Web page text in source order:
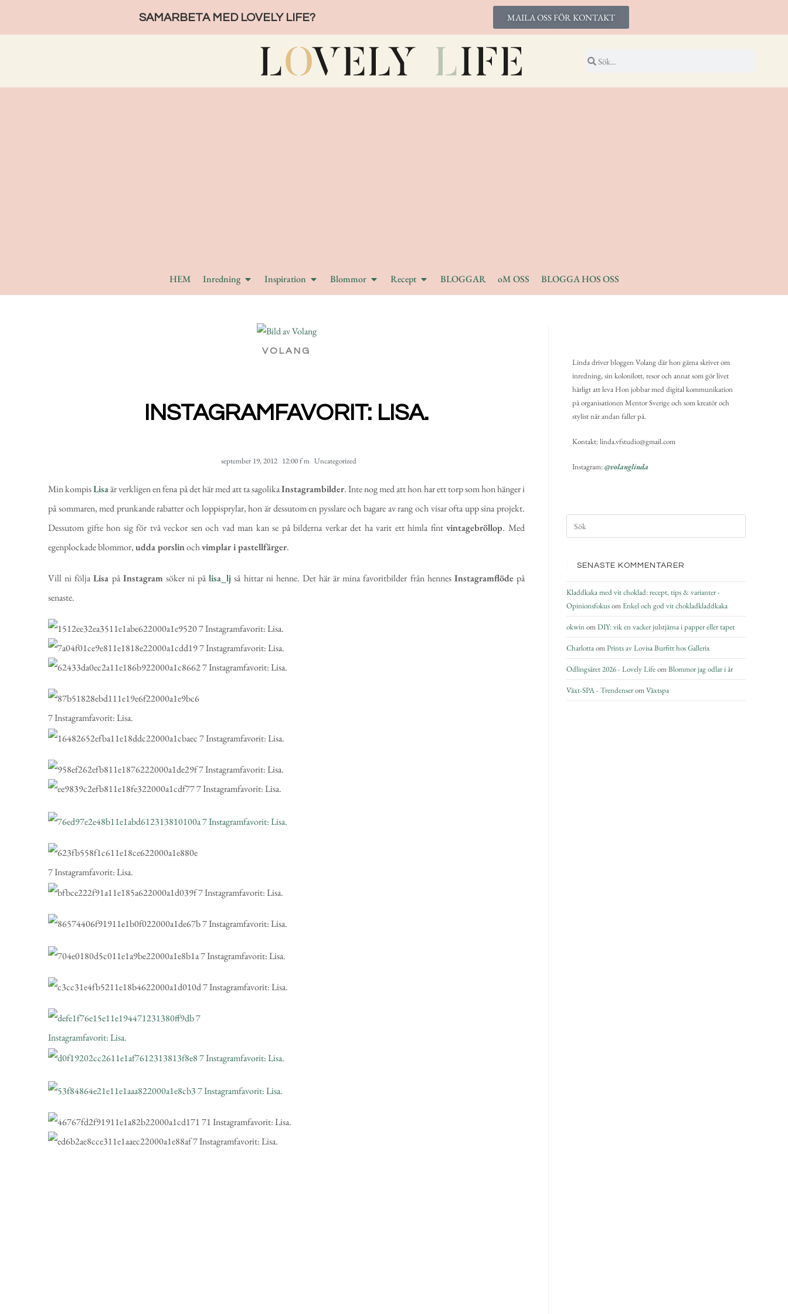
SAMARBETA MED LOVELY LIFE? MAILA OSS FÖR KONTAKT
HEM Inredning Inspiration Blommor Recept BLOGGAR oM OSS BLOGGA HOS OSS
VOLANG
INSTAGRAMFAVORIT: LISA.
september 19, 2012 12:00 f m Uncategorized
Min kompisLisaär verkligen en fena på det här med att ta sagolikaInstagrambilder. Inte nog med att hon har ett torp som hon hänger i
på sommaren, med prunkande rabatter och loppisprylar, hon är dessutom en pysslare och bagare av rang och visar ofta upp sina projekt.
Dessutom gifte hon sig för två veckor sen och vad man kan se på bilderna verkar det ha varit ett himla fintvintagebröllop. Med
egenplockade blommor,udda porslinochvimplar i pastellfärger.
Vill ni följaLisa påInstagramsöker ni pålisa_lj så hittar ni henne. Det här är mina favoritbilder från hennes Instagramflöde på
senaste.
Linda driver bloggen Volang där hon gärna skriver om
inredning, sin kolonilott, resor och annat som gör livet
härligt att leva Hon jobbar med digital kommunikation
på organisationen Mentor Sverige och som kreatör och
stylist när andan faller på.
Kontakt: linda.vfstudio@gmail.com
Instagram:@volanglinda
SENASTE KOMMENTARER
Kladdkaka med vit choklad: recept, tips & varianter -
OpinionsfokusomEnkel och god vit chokladkladdkaka
okwinomDIY: vik en vacker julstjärna i papper eller tapet
CharlottaomPrints av Lovisa Burfitt hos Gallerix
Odlingsåret 2026 - Lovely LifeomBlommor jag odlar i år
Växt-SPA - TrendenseromVäxtspa